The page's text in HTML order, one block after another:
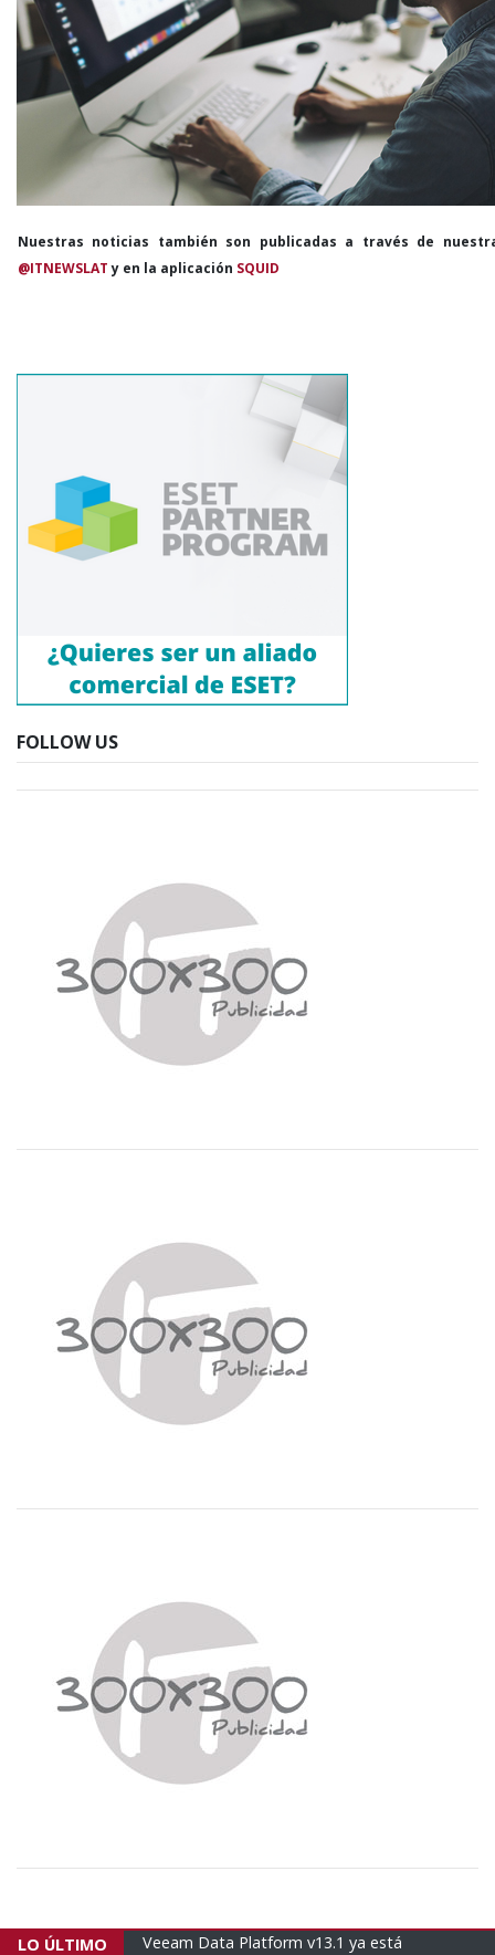
Nuestras noticias también son publicadas a través de
@ITNEWSLATy en la aplicación SQUID
FOLLOW US
LO ÚLTIMO
ya está Empresas brasileñas envían un nuevo avión